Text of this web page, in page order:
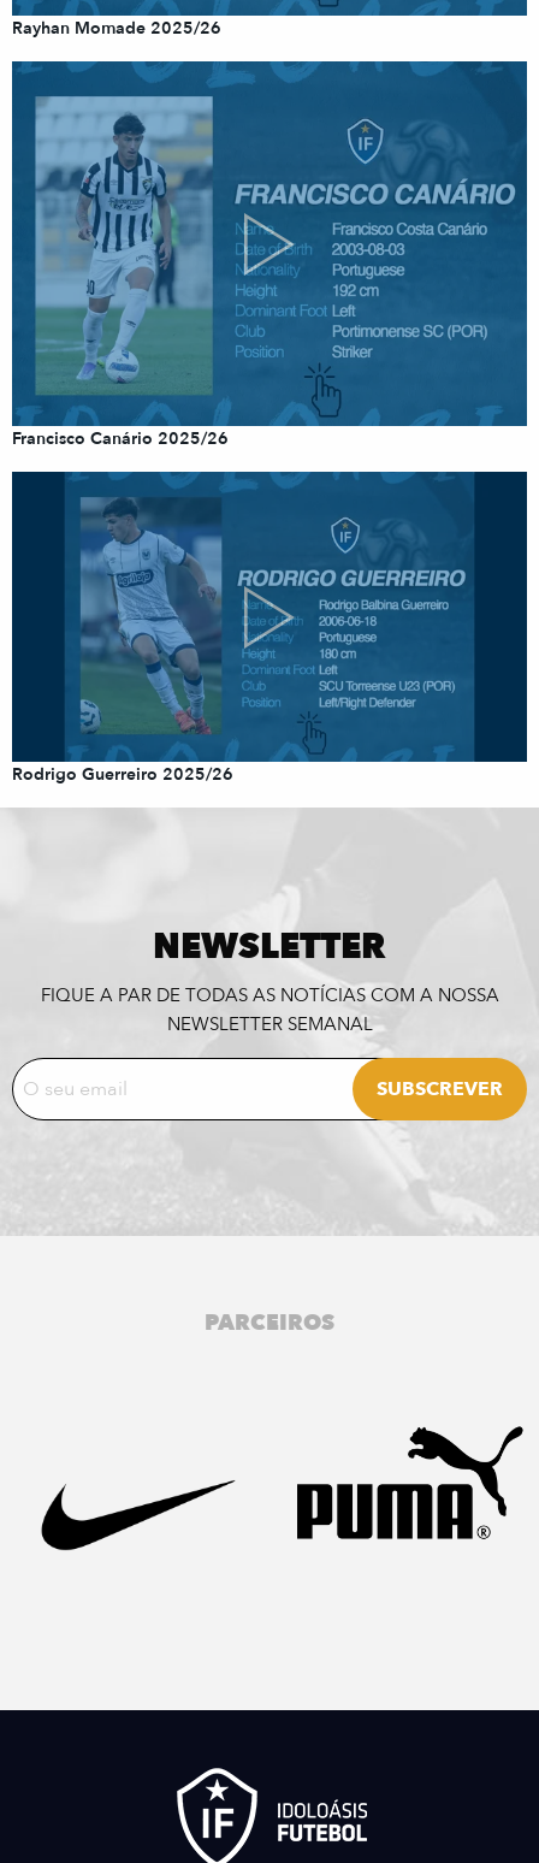
Rayhan Momade 2025/26
Francisco Canário 2025/26
Rodrigo Guerreiro 2025/26
NEWSLETTER
FIQUE A PAR DE TODAS AS NOTÍCIAS COM A NOSSA
NEWSLETTER SEMANAL
PARCEIROS